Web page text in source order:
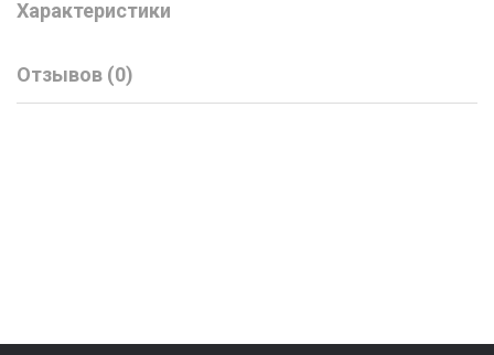
Характеристики
Отзывов (0)